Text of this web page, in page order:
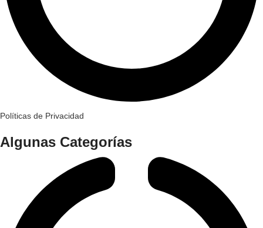
Políticas de Privacidad
Algunas Categorías